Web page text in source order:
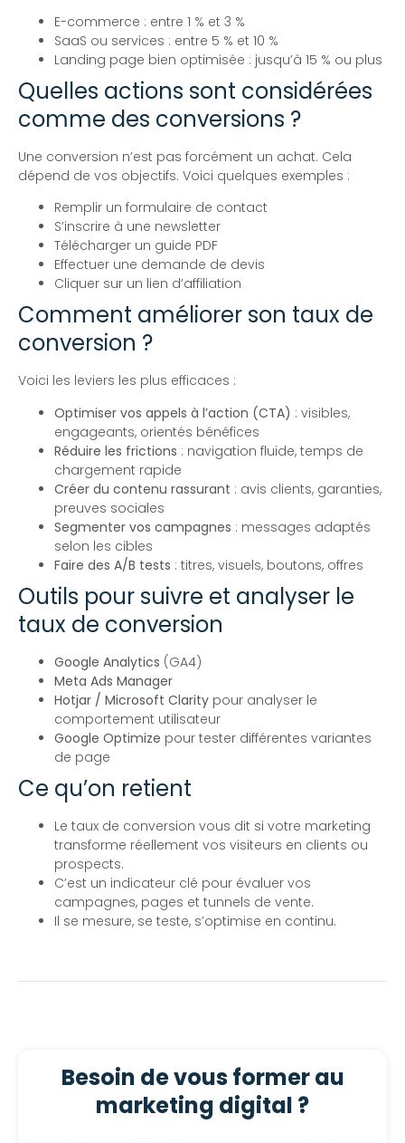
E-commerce : entre 1 % et 3 %
SaaS ou services : entre 5 % et 10 %
Landing page bien optimisée : jusqu’à 15 % ou plus
Quelles actions sont considérées
comme des conversions ?
Une conversion n’est pas forcément un achat. Cela
dépend de vos objectifs. Voici quelques exemples :
Remplir un formulaire de contact
S’inscrire à une newsletter
Télécharger un guide PDF
Effectuer une demande de devis
Cliquer sur un lien d’affiliation
Comment améliorer son taux de
conversion ?
Voici les leviers les plus efficaces :
Optimiser vos appels à l’action (CTA) : visibles,
engageants, orientés bénéfices
Réduire les frictions : navigation fluide, temps de
chargement rapide
Créer du contenu rassurant : avis clients, garanties,
preuves sociales
Segmenter vos campagnes : messages adaptés
selon les cibles
Faire des A/B tests : titres, visuels, boutons, offres
Outils pour suivre et analyser le
taux de conversion
Google Analytics (GA4)
Meta Ads Manager
Hotjar / Microsoft Clarity pour analyser le
comportement utilisateur
Google Optimize pour tester différentes variantes
de page
Ce qu’on retient
Le taux de conversion vous dit si votre marketing
transforme réellement vos visiteurs en clients ou
prospects.
C’est un indicateur clé pour évaluer vos
campagnes, pages et tunnels de vente.
Il se mesure, se teste, s’optimise en continu.
Besoin de vous former au
marketing digital ?